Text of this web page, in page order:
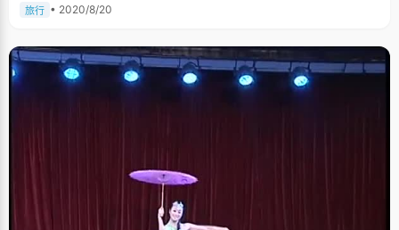
旅行 • 2020/8/20